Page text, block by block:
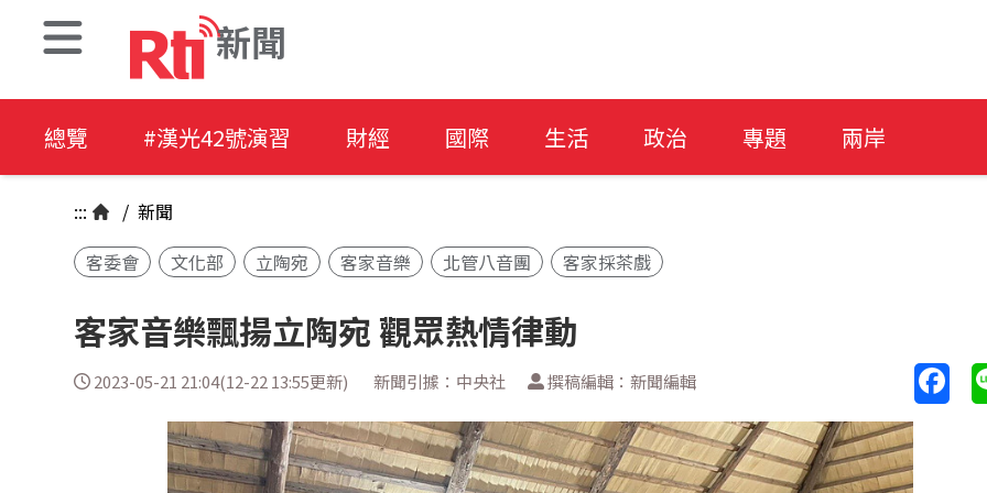
新聞
總覽 #漢光42號演習 財經 國際 生活 政治 專題 兩岸
::: / 新聞
客委會
文化部 立陶宛 客家音樂 北管八音團 客家採茶戲
客家音樂飄揚立陶宛 觀眾熱情律動
2023-05-21 21:04(12-22 13:55更新) 新聞引據：中央社 撰稿編輯：新聞編輯